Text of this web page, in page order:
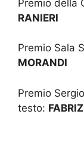
Premio della
RANIERI
Premio Sala
MORANDI
Premio
testo: